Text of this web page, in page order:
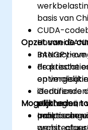
basis van
CUDA-
Huawei
BANGPy-
de
platforms;
praktische
Opzet van de
Interactieve
Praktische
en
Gedurende
strategieën
Mogelijkheden
Indien u
wenst,